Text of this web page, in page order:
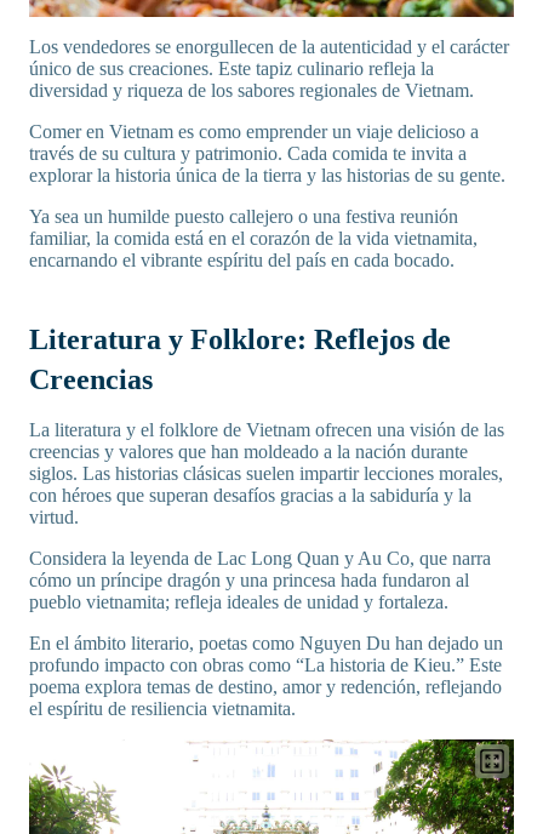
Los vendedores se enorgullecen de la autenticidad y el carácter
único de sus creaciones. Este tapiz culinario refleja la
diversidad y riqueza de los sabores regionales de Vietnam.
Comer en Vietnam es como emprender un viaje delicioso a
través de su cultura y patrimonio. Cada comida te invita a
explorar la historia única de la tierra y las historias de su gente.
Ya sea un humilde puesto callejero o una festiva reunión
familiar, la comida está en el corazón de la vida vietnamita,
encarnando el vibrante espíritu del país en cada bocado.
Literatura y Folklore: Reflejos de
Creencias
La literatura y el folklore de Vietnam ofrecen una visión de las
creencias y valores que han moldeado a la nación durante
siglos. Las historias clásicas suelen impartir lecciones morales,
con héroes que superan desafíos gracias a la sabiduría y la
virtud.
Considera la leyenda de Lac Long Quan y Au Co, que narra
cómo un príncipe dragón y una princesa hada fundaron al
pueblo vietnamita; refleja ideales de unidad y fortaleza.
En el ámbito literario, poetas como Nguyen Du han dejado un
profundo impacto con obras como “La historia de Kieu.” Este
poema explora temas de destino, amor y redención, reflejando
el espíritu de resiliencia vietnamita.